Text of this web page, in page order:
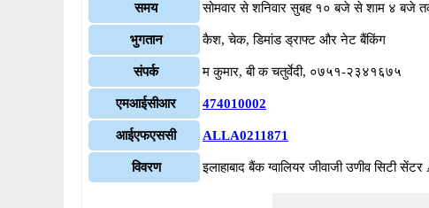
समय सोमवार से शनिवार सुबह १० बजे से शाम ४ बजे
भुगतान कैश, चेक, डिमांड ड्राफ्ट और नेट बैंकिंग
संपर्क म कुमार, बी क चतुर्वेदी, ०७५१-२३४१६७५
एमआईसीआर 474010002
आईएफएससी ALLA0211871
विवरण इलाहाबाद बैंक ग्वालियर जीवाजी उणीव सिटी